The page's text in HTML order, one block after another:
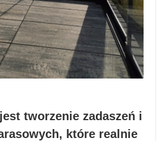
tworzenie zadaszeń i
które realnie